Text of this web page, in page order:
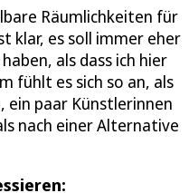
Räumlichkeiten für
klar, es soll immer eher
als dass ich hier
fühlt es sich so an, als
ein paar Künstlerinnen
nach einer Alternative